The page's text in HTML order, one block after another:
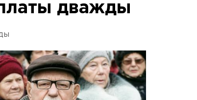
дважды